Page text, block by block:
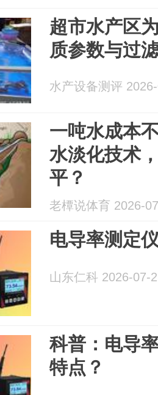
超市水产区
质参数与过
水产设备测评
一吨水成本
水淡化技术
平？
老橝说体育 2026-
电导率测定
山东仁科 2026-07-
科普：电导
特点？